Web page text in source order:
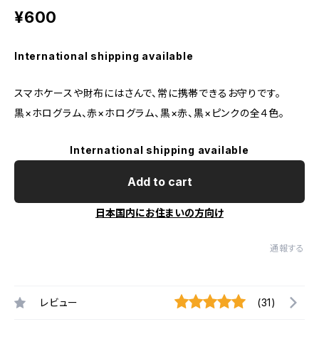
¥600
International shipping available
スマホケースや財布にはさんで、常に携帯できるお守りです。
黒×ホログラム、赤×ホログラム、黒×赤、黒×ピンクの全４色。
International shipping available
Add to cart
日本国内にお住まいの方向け
通報する
レビュー (31)